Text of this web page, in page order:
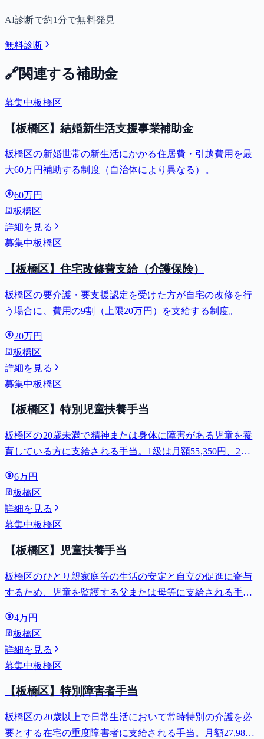
AI診断で約1分で無料発見
無料診断
🔗関連する補助金
募集中板橋区
【板橋区】結婚新生活支援事業補助金
板橋区の新婚世帯の新生活にかかる住居費・引越費用を最
大60万円補助する制度（自治体により異なる）。
60万円
板橋区
詳細を見る
募集中板橋区
【板橋区】住宅改修費支給（介護保険）
板橋区の要介護・要支援認定を受けた方が自宅の改修を行
う場合に、費用の9割（上限20万円）を支給する制度。
20万円
板橋区
詳細を見る
募集中板橋区
【板橋区】特別児童扶養手当
板橋区の20歳未満で精神または身体に障害がある児童を養
育している方に支給される手当。1級は月額55,350円、2級
6万円
板橋区
詳細を見る
募集中板橋区
【板橋区】児童扶養手当
板橋区のひとり親家庭等の生活の安定と自立の促進に寄与
するため、児童を監護する父または母等に支給される手
4万円
板橋区
詳細を見る
募集中板橋区
【板橋区】特別障害者手当
板橋区の20歳以上で日常生活において常時特別の介護を必
要とする在宅の重度障害者に支給される手当。月額27,980